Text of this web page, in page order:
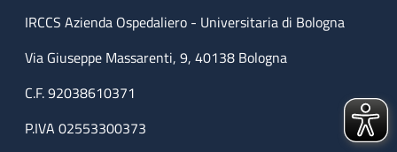
IRCCS Azienda Ospedaliero - Universitaria di Bologna
Via Giuseppe Massarenti, 9, 40138 Bologna
C.F. 92038610371
P.IVA 02553300373